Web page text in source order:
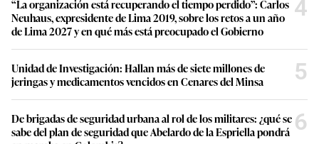
“La organización está recuperando el tiempo perdido”: Carlos
Neuhaus, expresidente de Lima 2019, sobre los retos a un año
de Lima 2027 y en qué más está preocupado el Gobierno
4
Unidad de Investigación: Hallan más de siete millones de
jeringas y medicamentos vencidos en Cenares del Minsa
5
De brigadas de seguridad urbana al rol de los militares: ¿qué se
sabe del plan de seguridad que Abelardo de la Espriella pondrá 6